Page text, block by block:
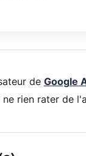
de Google
ne rien rater de